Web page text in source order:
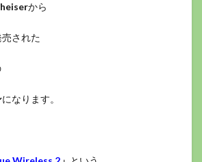
から
された
になります。